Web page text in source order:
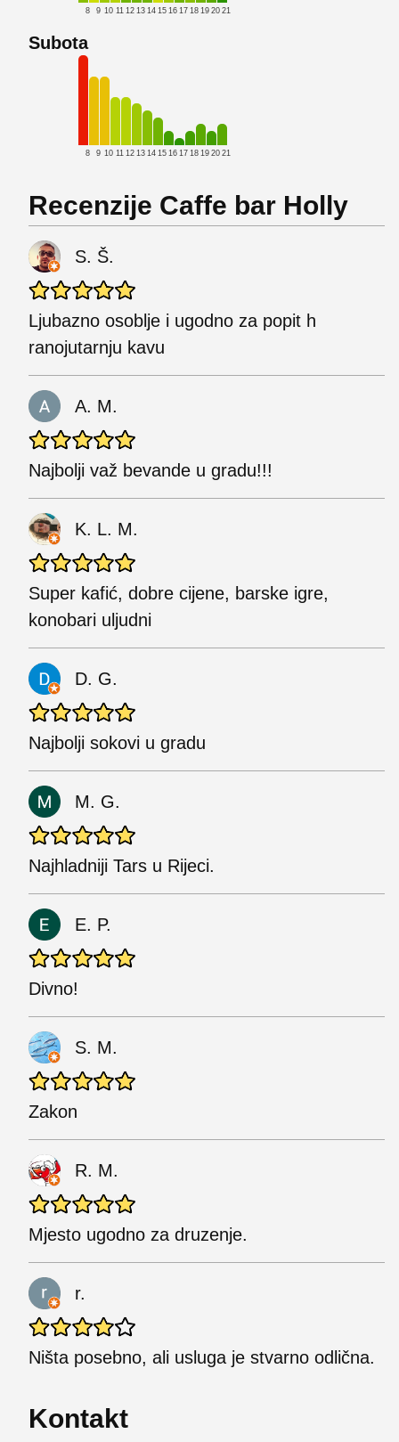
8 9 10 11 12 13 14 15 16 17 18 19 20 21
Subota
8 9 10 11 12 13 14 15 16 17 18 19 20 21
Recenzije Caffe bar Holly
S. Š.
Ljubazno osoblje i ugodno za popit h
ranojutarnju kavu
A. M.
Najbolji važ bevande u gradu!!!
K. L. M.
Super kafić, dobre cijene, barske igre,
konobari uljudni
D. G.
Najbolji sokovi u gradu
M. G.
Najhladniji Tars u Rijeci.
E. P.
Divno!
S. M.
Zakon
R. M.
Mjesto ugodno za druzenje.
r.
Ništa posebno, ali usluga je stvarno odlična.
Kontakt